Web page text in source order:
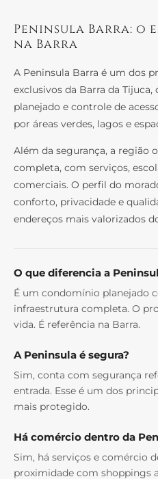
Peninsula Barra: o
na Barra
A Peninsula Barra é um dos
exclusivos da Barra da
planejado e controle de
por áreas verdes, lagos e
Além da segurança, a região
completa, com serviços,
comerciais. O perfil do
conforto, privacidade e
endereços mais valorizados
O que diferencia a
É um condomínio planejado
infraestrutura completa. O
vida. É referência na Barra.
A Peninsula é segura?
Sim, conta com segurança
entrada. Esse é um dos
mais protegido.
Há comércio dentro da
Sim, há serviços e comércio
proximidade com shoppings